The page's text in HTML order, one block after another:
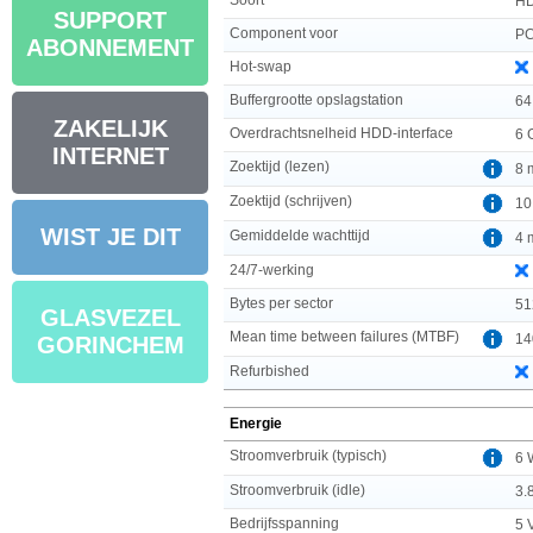
SUPPORT
ABONNEMENT
ZAKELIJK
INTERNET
WIST JE DIT
GLASVEZEL
GORINCHEM
Component voor
Hot-swap
Buffergrootte opslagstation
Overdrachtsnelheid HDD-interface
6
Zoektijd (lezen)
8
Zoektijd (schrijven)
Gemiddelde wachttijd
4
24/7-werking
Bytes per sector
Mean time between failures (MTBF)
Refurbished
Energie
Stroomverbruik (typisch)
6
Stroomverbruik (idle)
Bedrijfsspanning
5